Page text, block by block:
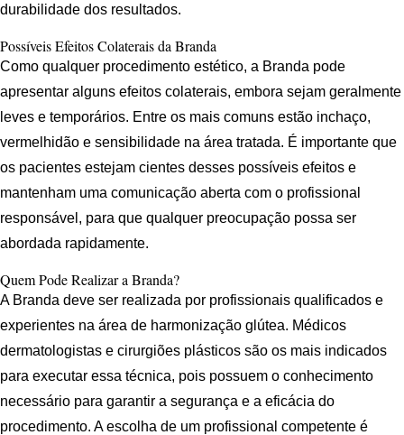
durabilidade dos resultados.
Possíveis Efeitos Colaterais da Branda
Como qualquer procedimento estético, a Branda pode
apresentar alguns efeitos colaterais, embora sejam geralmente
leves e temporários. Entre os mais comuns estão inchaço,
vermelhidão e sensibilidade na área tratada. É importante que
os pacientes estejam cientes desses possíveis efeitos e
mantenham uma comunicação aberta com o profissional
responsável, para que qualquer preocupação possa ser
abordada rapidamente.
Quem Pode Realizar a Branda?
A Branda deve ser realizada por profissionais qualificados e
experientes na área de harmonização glútea. Médicos
dermatologistas e cirurgiões plásticos são os mais indicados
para executar essa técnica, pois possuem o conhecimento
necessário para garantir a segurança e a eficácia do
procedimento. A escolha de um profissional competente é